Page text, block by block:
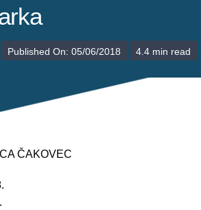
Published On: 05/06/2018 4.4 min read
ČAKOVEC